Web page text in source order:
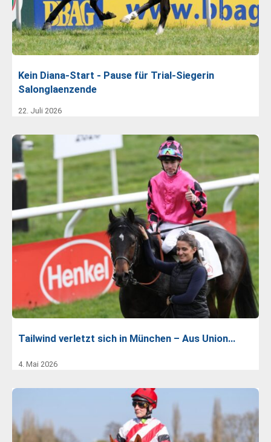
Kein Diana-Start - Pause für Trial-Siegerin
Salonglaenzende
22. Juli 2026
Tailwind verletzt sich in München – Aus Union…
4. Mai 2026